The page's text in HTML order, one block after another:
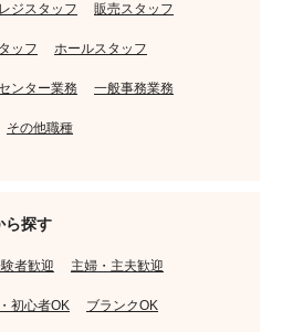
レジスタッフ 販売スタッフ
ッフ ホールスタッフ
ンター業務 一般事務業務
その他職種
ら探す
者歓迎 主婦・主夫歓迎
初心者OK ブランクOK